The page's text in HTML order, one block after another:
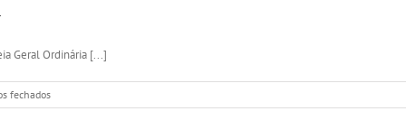
Geral Ordinária [...]
fechadosem
Convocatória: